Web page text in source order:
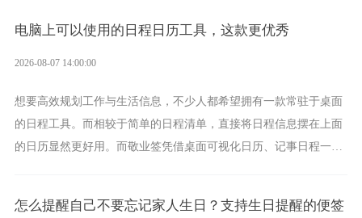
电脑上可以使用的日程日历工具，这款更优秀
2026-08-07 14:00:00
想要高效规划工作与生活信息，不少人都希望拥有一款常驻于桌面
的日程工具。而相较于简单的日程清单，直接将日程信息摆在上面
的日历显然更好用。而敬业签凭借桌面可视化日历、记事日程一体
怎么提醒自己不要忘记家人生日？支持生日提醒的便签